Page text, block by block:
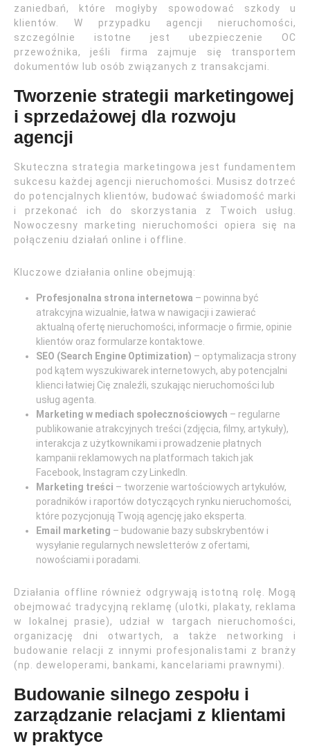
zaniedbań, które mogłyby spowodować szkody u
klientów. W przypadku agencji nieruchomości,
szczególnie istotne jest ubezpieczenie OC
przewoźnika, jeśli firma zajmuje się transportem
dokumentów lub osób związanych z transakcjami.
Tworzenie strategii marketingowej
i sprzedażowej dla rozwoju
agencji
Skuteczna strategia marketingowa jest fundamentem
sukcesu każdej agencji nieruchomości. Musisz dotrzeć
do potencjalnych klientów, budować świadomość marki
i przekonać ich do skorzystania z Twoich usług.
Nowoczesny marketing nieruchomości opiera się na
połączeniu działań online i offline.
Kluczowe działania online obejmują:
Profesjonalna strona internetowa – powinna być
atrakcyjna wizualnie, łatwa w nawigacji i zawierać
aktualną ofertę nieruchomości, informacje o firmie, opinie
klientów oraz formularze kontaktowe.
SEO (Search Engine Optimization) – optymalizacja strony
pod kątem wyszukiwarek internetowych, aby potencjalni
klienci łatwiej Cię znaleźli, szukając nieruchomości lub
usług agenta.
Marketing w mediach społecznościowych – regularne
publikowanie atrakcyjnych treści (zdjęcia, filmy, artykuły),
interakcja z użytkownikami i prowadzenie płatnych
kampanii reklamowych na platformach takich jak
Facebook, Instagram czy LinkedIn.
Marketing treści – tworzenie wartościowych artykułów,
poradników i raportów dotyczących rynku nieruchomości,
które pozycjonują Twoją agencję jako eksperta.
Email marketing – budowanie bazy subskrybentów i
wysyłanie regularnych newsletterów z ofertami,
nowościami i poradami.
Działania offline również odgrywają istotną rolę. Mogą
obejmować tradycyjną reklamę (ulotki, plakaty, reklama
w lokalnej prasie), udział w targach nieruchomości,
organizację dni otwartych, a także networking i
budowanie relacji z innymi profesjonalistami z branży
(np. deweloperami, bankami, kancelariami prawnymi).
Budowanie silnego zespołu i
zarządzanie relacjami z klientami
w praktyce